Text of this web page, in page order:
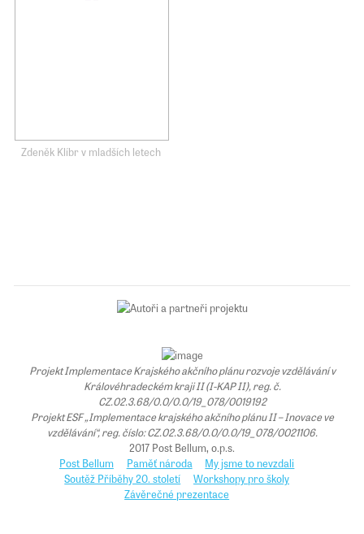
Zdeněk Klíbr v mladších letech
Projekt Implementace Krajského akčního plánu rozvoje vzdělávání v
Královéhradeckém kraji II (I-KAP II), reg. č.
CZ.02.3.68/0.0/0.0/19_078/0019192
Projekt ESF „Implementace krajského akčního plánu II – Inovace ve
vzdělávání“, reg. číslo: CZ.02.3.68/0.0/0.0/19_078/0021106.
2017 Post Bellum, o.p.s.
Post Bellum
Paměť národa
My jsme to nevzdali
Soutěž Příběhy 20. století
Workshopy pro školy
Závěrečné prezentace